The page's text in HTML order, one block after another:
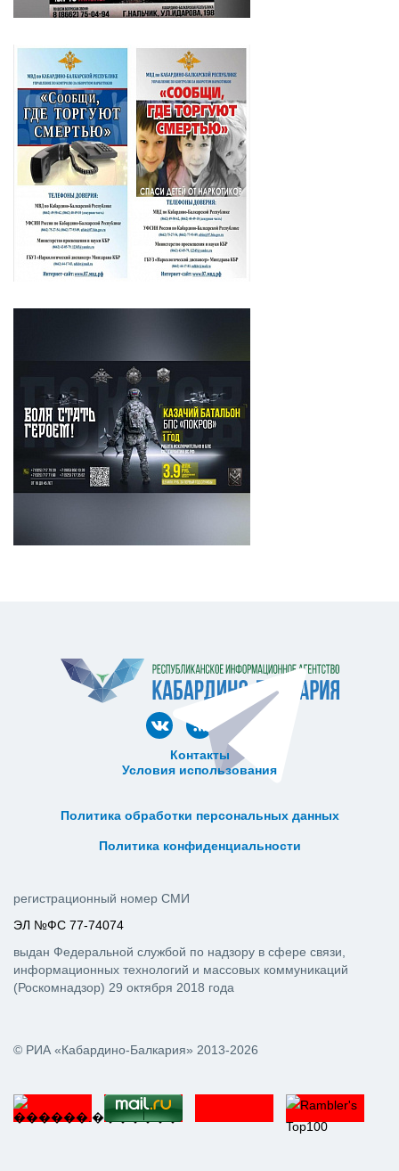
Контакты
Условия использования
Политика обработки персональных данных
Политика конфиденциальности
© РИА «Кабардино-Балкария» 2013-2026
регистрационный номер СМИ
ЭЛ №ФС 77-74074
выдан Федеральной службой по надзору в сфере связи,
информационных технологий и массовых коммуникаций
(Роскомнадзор) 29 октября 2018 года